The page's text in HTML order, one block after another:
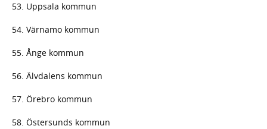
53. Uppsala kommun
54. Värnamo kommun
55. Ånge kommun
56. Älvdalens kommun
57. Örebro kommun
58. Östersunds kommun